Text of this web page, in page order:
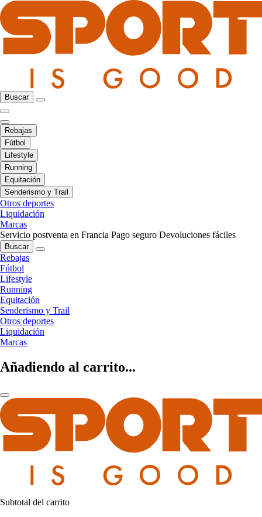
Buscar
Rebajas
Fútbol
Lifestyle
Running
Equitación
Senderismo y Trail
Otros deportes
Liquidación
Marcas
Servicio postventa en Francia Pago seguro Devoluciones fáciles
Buscar
Rebajas
Fútbol
Lifestyle
Running
Equitación
Senderismo y Trail
Otros deportes
Liquidación
Marcas
Añadiendo al carrito...
Subtotal del carrito